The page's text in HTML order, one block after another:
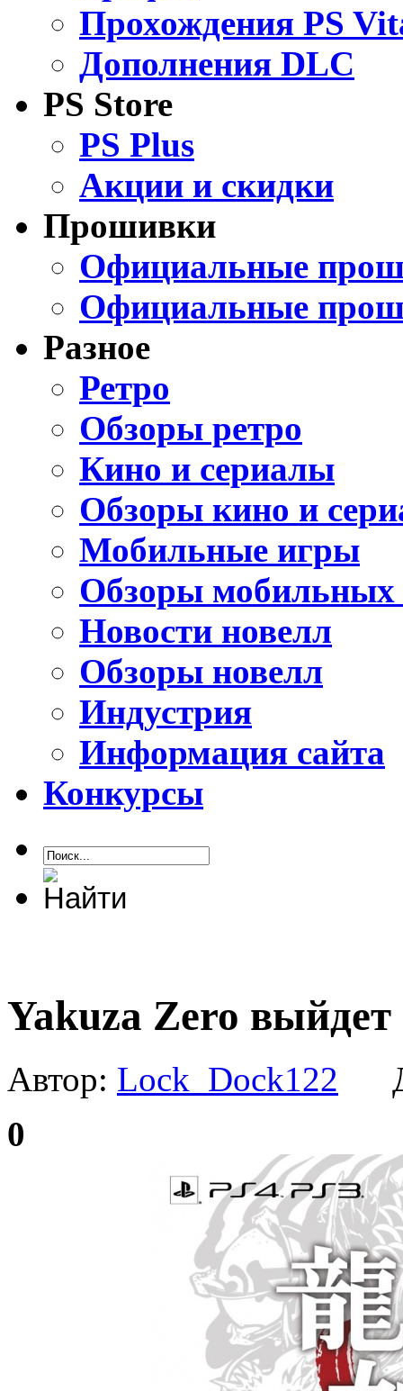
Прохождения PS
Дополнения DLC
PS Store
PS Plus
Акции и скидки
Прошивки
Официальные
Официальные
Разное
Ретро
Обзоры ретро
Кино и сериалы
Обзоры кино и
Мобильные игры
Обзоры мобильных
Новости новелл
Обзоры новелл
Индустрия
Информация сайта
Конкурсы
Yakuza Zero выйдет
Автор: Lock_Dock122
0